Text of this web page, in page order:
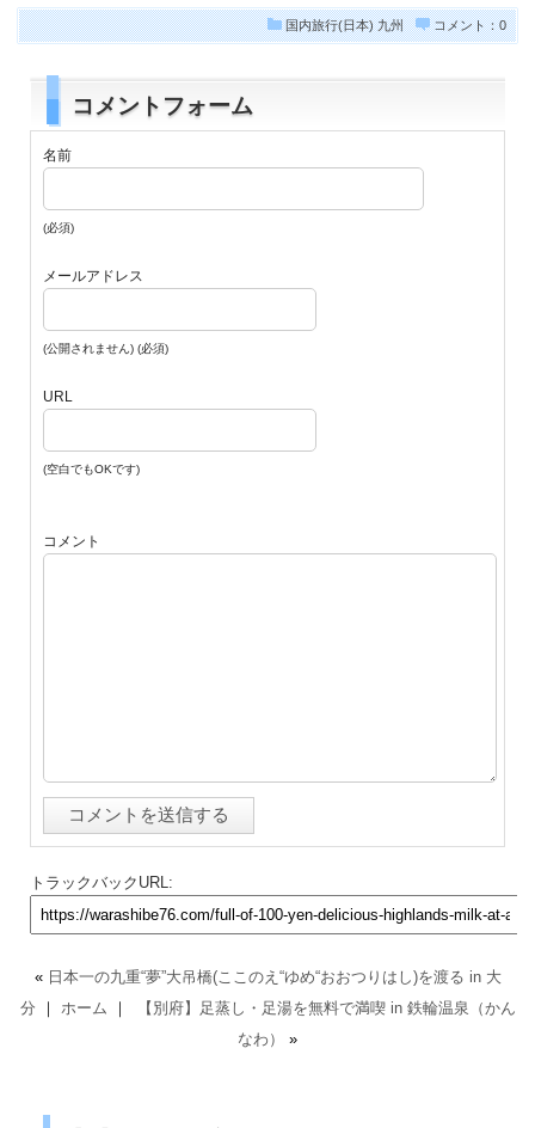
国内旅行(日本) 九州 コメント：0
コメントフォーム
名前
(必須)
メールアドレス
(公開されません) (必須)
URL
(空白でもOKです)
コメント
トラックバックURL:
« 日本一の九重“夢”大吊橋(ここのえ“ゆめ“おおつりはし)を渡る in 大
分 ｜ ホーム ｜
【別府】足蒸し・足湯を無料で満喫 in 鉄輪温泉（かん
なわ）
»